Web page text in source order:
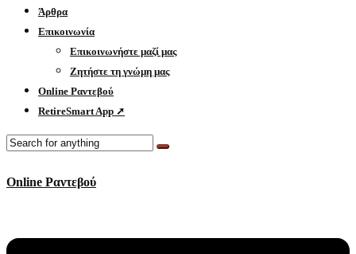
Άρθρα
Επικοινωνία
Επικοινωνήστε μαζί μας
Ζητήστε τη γνώμη μας
Online Ραντεβού
RetireSmart App ➚
Online Ραντεβού